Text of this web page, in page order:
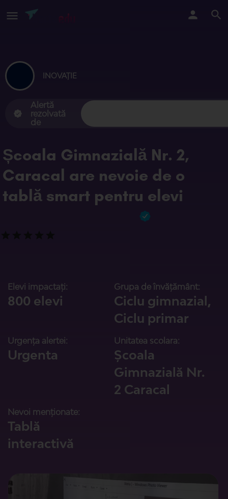
INOVAȚIE
Alertă
rezolvată
de
Școala Gimnazială Nr. 2,
Caracal are nevoie de o
tablă smart pentru elevi
Elevi impactați:
800 elevi
Grupa de învățământ:
Ciclu gimnazial,
Ciclu primar
Urgența alertei:
Urgenta
Unitatea scolara:
Școala
Gimnazială Nr.
2 Caracal
Nevoi menționate:
Tablă
interactivă